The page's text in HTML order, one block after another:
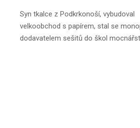
Syn tkalce z Podkrkonoší, vybudoval
velkoobchod s papírem, stal se
dodavatelem sešitů do škol